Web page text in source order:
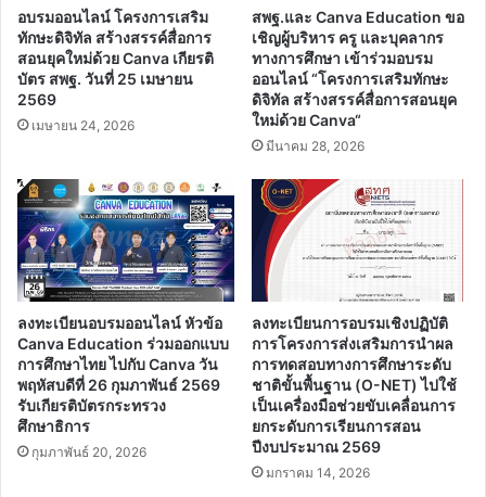
education
อบรมออนไลน์ โครงการเสริม
ทักษะดิจิทัล สร้างสรรค์สื่อการ
สอนยุคใหม่ด้วย Canva เกียรติ
บัตร สพฐ. วันที่ 25 เมษายน
2569
เมษายน 24, 2026
สพฐ.และ Canva Education ขอ
เชิญผู้บริหาร ครู และบุคลากร
ทางการศึกษา เข้าร่วมอบรม
ออนไลน์ “โครงการเสริมทักษะ
ดิจิทัล สร้างสรรค์สื่อการสอนยุค
ใหม่ด้วย Canva“
มีนาคม 28, 2026
ลงทะเบียนอบรมออนไลน์ หัวข้อ
Canva Education ร่วมออกแบบ
การศึกษาไทย ไปกับ Canva วัน
พฤหัสบดีที่ 26 กุมภาพันธ์ 2569
รับเกียรติบัตรกระทรวง
ศึกษาธิการ
กุมภาพันธ์ 20, 2026
ลงทะเบียนการอบรมเชิงปฏิบัติ
การโครงการส่งเสริมการนำผล
การทดสอบทางการศึกษาระดับ
ชาติขั้นพื้นฐาน (O-NET) ไปใช้
เป็นเครื่องมือช่วยขับเคลื่อนการ
ยกระดับการเรียนการสอน
ปีงบประมาณ 2569
มกราคม 14, 2026